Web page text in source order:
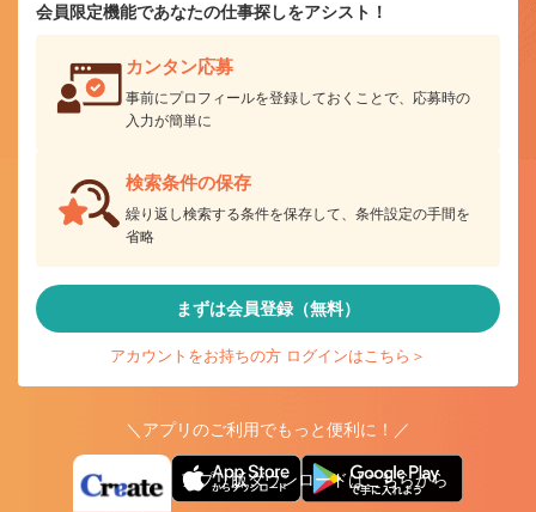
会員限定機能であなたの仕事探しをアシスト！
カンタン応募
事前にプロフィールを登録しておくことで、応募時の
入力が簡単に
検索条件の保存
繰り返し検索する条件を保存して、条件設定の手間を
省略
まずは会員登録（無料）
アカウントをお持ちの方 ログインはこちら＞
＼アプリのご利用でもっと便利に！／
アプリ版ダウンロードはこちらから